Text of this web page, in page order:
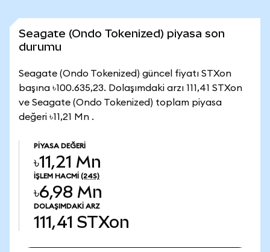
Seagate (Ondo Tokenized) piyasa son
durumu
Seagate (Ondo Tokenized) güncel fiyatı STXon
başına ৳100.635,23. Dolaşımdaki arzı 111,41 STXon
ve Seagate (Ondo Tokenized) toplam piyasa
değeri ৳11,21 Mn .
PIYASA DEĞERI
৳11,21 Mn
İŞLEM HACMI (24S)
৳6,98 Mn
DOLAŞIMDAKI ARZ
111,41 STXon